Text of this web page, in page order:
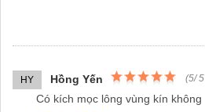
HY Hồng Yến (5/5
Có kích mọc lông vùng kín không